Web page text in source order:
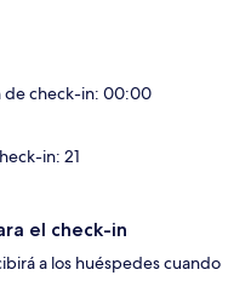
de check-in: 00:00
in: 21
el check-in
a los huéspedes cuando